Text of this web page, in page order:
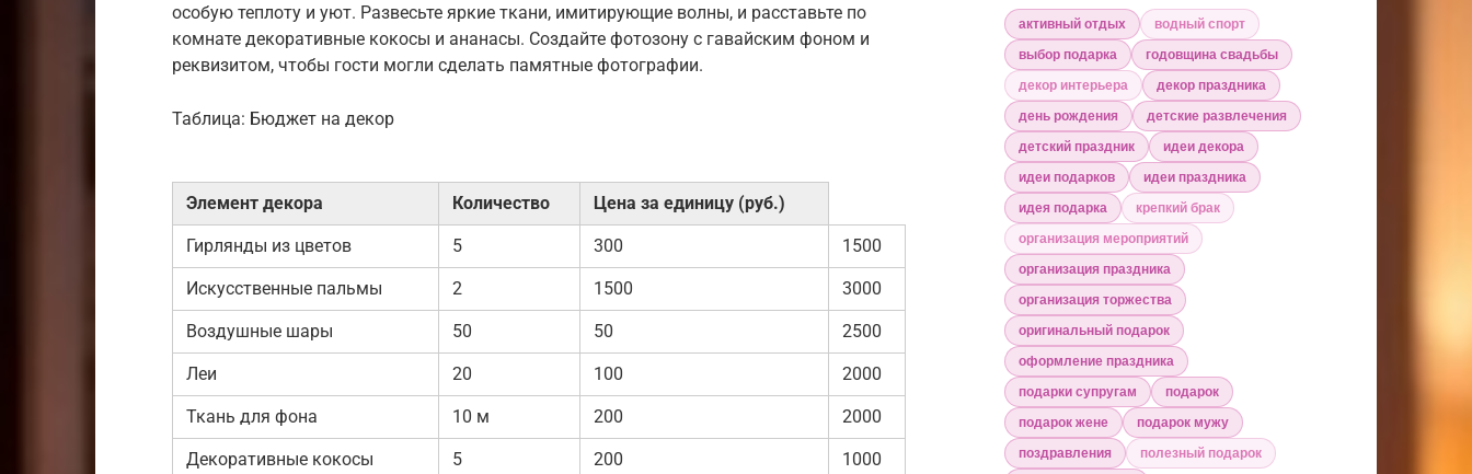
особую теплоту и уют. Развесьте яркие ткани, имитирующие волны, и расставьте по
комнате декоративные кокосы и ананасы. Создайте фотозону с гавайским фоном и
реквизитом, чтобы гости могли сделать памятные фотографии.
Таблица: Бюджет на декор
Элемент декора Количество Цена за единицу (руб.)
Гирлянды из цветов 5 300 1500
Искусственные пальмы 2 1500 3000
Воздушные шары 50 50 2500
Леи 20 100 2000
Ткань для фона 10 м 200 2000
Декоративные кокосы 5 200 1000
активный отдых
водный спорт
выбор подарка
годовщина свадьбы
декор интерьера
декор праздника
день рождения
детские развлечения
детский праздник
идеи декора
идеи подарков
идеи праздника
идея подарка
крепкий брак
организация мероприятий
организация праздника
организация торжества
оригинальный подарок
оформление праздника
подарки супругам
подарок
подарок жене
подарок мужу
поздравления
полезный подарок